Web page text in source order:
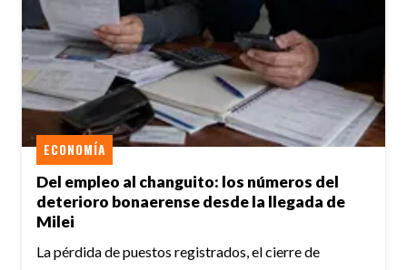
Del empleo al changuito: los números del
deterioro bonaerense desde la llegada de
Milei
ECONOMÍA
La pérdida de puestos registrados, el cierre de